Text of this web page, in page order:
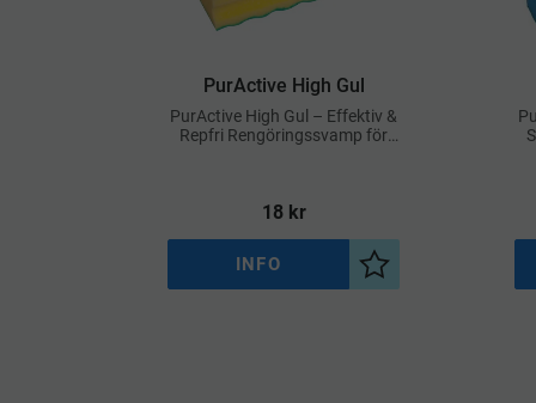
​PurActive High Gul
PurActive High Gul – Effektiv &
Repfri Rengöringssvamp för
18kr
Lägg till i önskelista
INFO